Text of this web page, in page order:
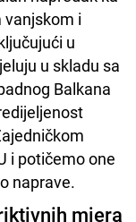
i
u
u skladu sa
Balkana
i potičemo one
naprave.
mjera